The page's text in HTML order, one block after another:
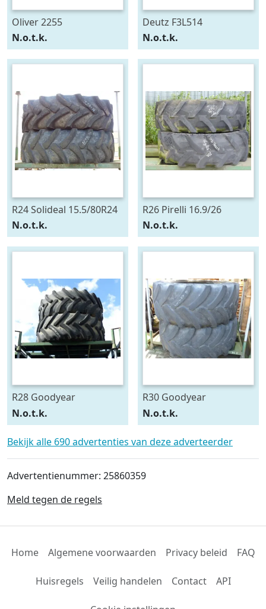
Oliver 2255
N.o.t.k.
Deutz F3L514
N.o.t.k.
R24 Solideal 15.5/80R24
N.o.t.k.
R26 Pirelli 16.9/26
N.o.t.k.
R28 Goodyear
540/75R28
N.o.t.k.
R30 Goodyear
600/70R30
N.o.t.k.
Bekijk alle 690 advertenties van deze adverteerder
Advertentienummer: 25860359
Meld tegen de regels
Home Algemene voorwaarden Privacy beleid FAQ
Huisregels Veilig handelen Contact API